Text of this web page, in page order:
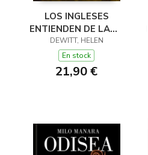
LOS INGLESES
ENTIENDEN DE LANA
(Y OTROS TRUCOS)
DEWITT, HELEN
En stock
21,90 €